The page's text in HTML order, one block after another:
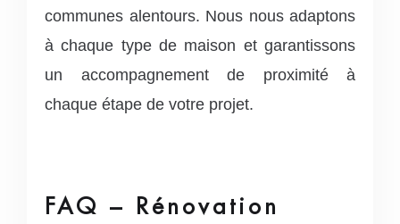
communes alentours. Nous nous adaptons
à chaque type de maison et garantissons
un accompagnement de proximité à
chaque étape de votre projet.
FAQ – Rénovation